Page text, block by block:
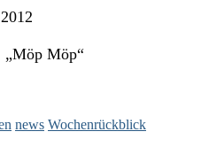
„Möp Möp“
news Wochenrückblick